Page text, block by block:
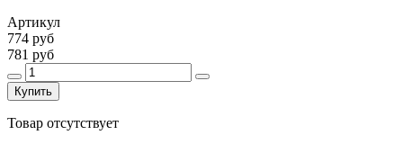
Артикул
774 руб
781 руб
Купить
Товар отсутствует